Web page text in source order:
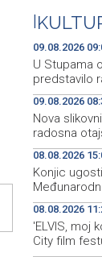
09:27
U
zeničkih
09.08.2026
U Stupama
predstavilo
09.08.2026
Nova
radosna
08.08.2026
Konjic
08.08.2026
'ELVIS, moj
City film